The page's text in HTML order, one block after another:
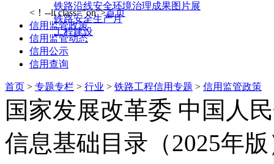
铁路沿线安全环境治理成果图片展
铁路安全生产月
工程建设
<！--li class="on">首页
信用监管政策
信用监管动态
信用公示
信用查询
首页 > 专题专栏 > 行业 > 铁路工程信用专题 > 信用监管政策
国家发展改革委 中国人
信息基础目录（2025年